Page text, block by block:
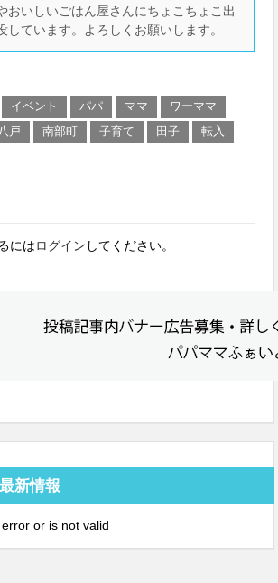
おいしいごはん屋さんにちょこちょこ出
しています。よろしくお願いします。
イベント パパ ママ
ワーママ
八戸 南部町 子育て 田子
転入
にはログイン してください。
新情報
or is not valid